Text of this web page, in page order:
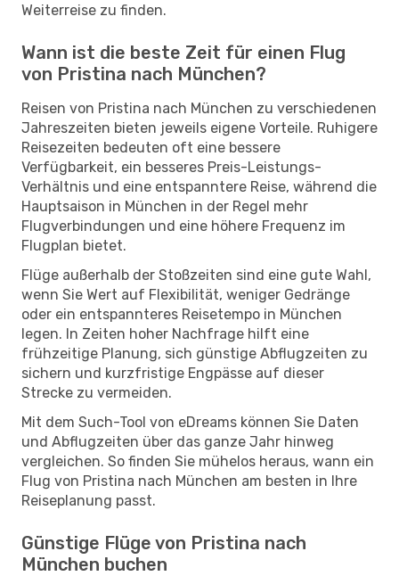
Weiterreise zu finden.
Wann ist die beste Zeit für einen Flug
von Pristina nach München?
Reisen von Pristina nach München zu verschiedenen
Jahreszeiten bieten jeweils eigene Vorteile. Ruhigere
Reisezeiten bedeuten oft eine bessere
Verfügbarkeit, ein besseres Preis-Leistungs-
Verhältnis und eine entspanntere Reise, während die
Hauptsaison in München in der Regel mehr
Flugverbindungen und eine höhere Frequenz im
Flugplan bietet.
Flüge außerhalb der Stoßzeiten sind eine gute Wahl,
wenn Sie Wert auf Flexibilität, weniger Gedränge
oder ein entspannteres Reisetempo in München
legen. In Zeiten hoher Nachfrage hilft eine
frühzeitige Planung, sich günstige Abflugzeiten zu
sichern und kurzfristige Engpässe auf dieser
Strecke zu vermeiden.
Mit dem Such-Tool von eDreams können Sie Daten
und Abflugzeiten über das ganze Jahr hinweg
vergleichen. So finden Sie mühelos heraus, wann ein
Flug von Pristina nach München am besten in Ihre
Reiseplanung passt.
Günstige Flüge von Pristina nach
München buchen